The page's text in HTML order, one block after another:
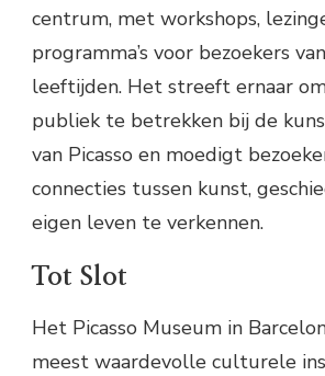
centrum, met workshops,
programma’s voor bezoekers
leeftijden. Het streeft ernaar
publiek te betrekken bij de
van Picasso en moedigt
connecties tussen kunst,
eigen leven te verkennen.
Tot Slot
Het Picasso Museum in
meest waardevolle culturele